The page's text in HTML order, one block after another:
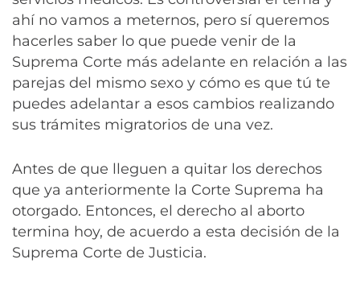
ahí no vamos a meternos, pero sí queremos
hacerles saber lo que puede venir de la
Suprema Corte más adelante en relación a las
parejas del mismo sexo y cómo es que tú te
puedes adelantar a esos cambios realizando
sus trámites migratorios de una vez.
Antes de que lleguen a quitar los derechos
que ya anteriormente la Corte Suprema ha
otorgado. Entonces, el derecho al aborto
termina hoy, de acuerdo a esta decisión de la
Suprema Corte de Justicia.